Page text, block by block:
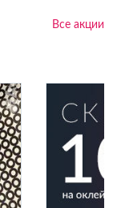
Все акции